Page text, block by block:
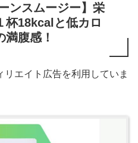
ンスムージー】栄
杯18kcalと低カロ
満腹感！
エイト広告を利用していま